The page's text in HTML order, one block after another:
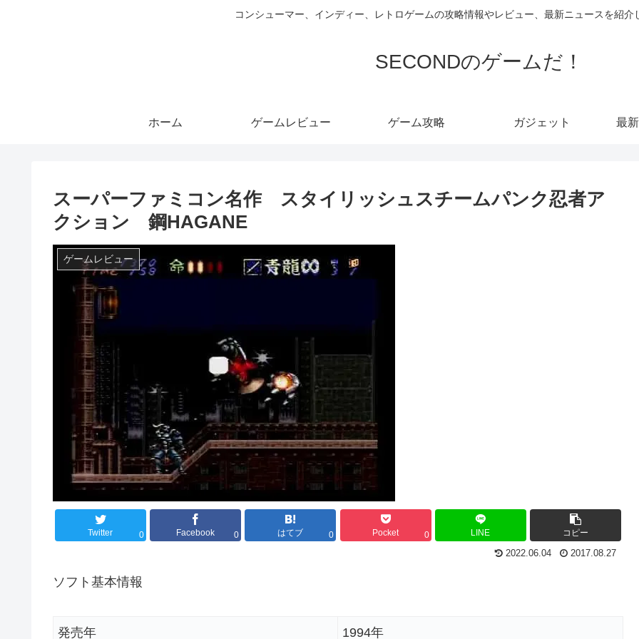
コンシューマー、インディー、レトロゲームの攻略情報やレビュー、最新ニュースを紹介
SECONDのゲームだ！
ホーム ゲームレビュー ゲーム攻略 ガジェット 最
スーパーファミコン名作 スタイリッシュスチームパンク忍者ア
クション 鋼HAGANE
ゲームレビュー
Twitter 0 Facebook 0 はてブ 0 Pocket 0 LINE コピー
2022.06.04 2017.08.27
ソフト基本情報
発売年 1994年